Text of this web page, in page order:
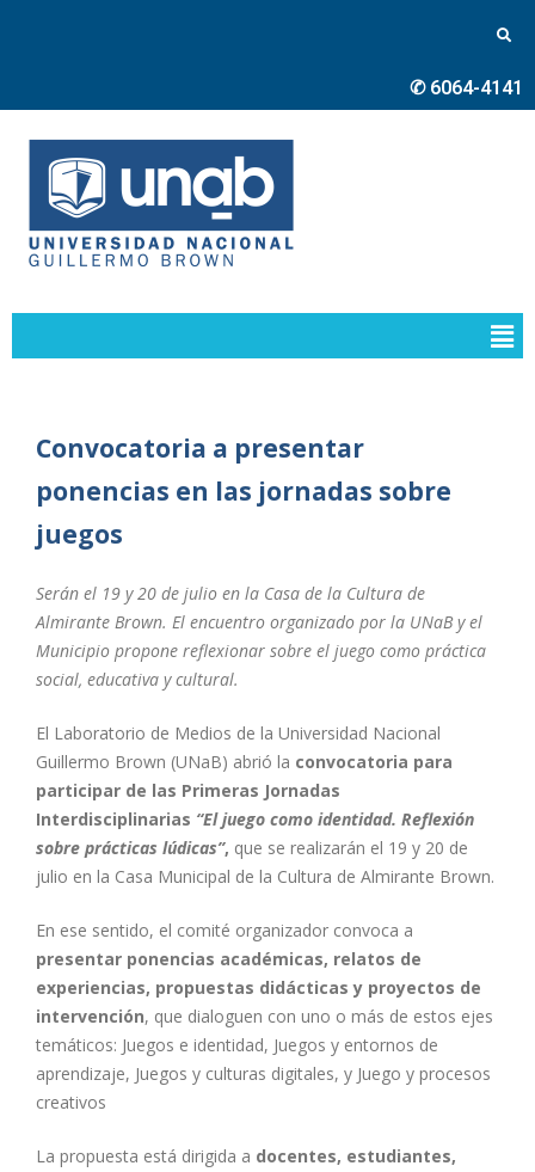
✆ 6064-4141
Convocatoria a presentar
ponencias en las jornadas sobre
juegos
Serán el 19 y 20 de julio en la Casa de la Cultura de
Almirante Brown. El encuentro organizado por la UNaB y el
Municipio propone reflexionar sobre el juego como práctica
social, educativa y cultural.
El Laboratorio de Medios de la Universidad Nacional
Guillermo Brown (UNaB) abrió la convocatoria para
participar de las Primeras Jornadas
Interdisciplinarias “El juego como identidad. Reflexión
sobre prácticas lúdicas”, que se realizarán el 19 y 20 de
julio en la Casa Municipal de la Cultura de Almirante Brown.
En ese sentido, el comité organizador convoca a
presentar ponencias académicas, relatos de
experiencias, propuestas didácticas y proyectos de
intervención, que dialoguen con uno o más de estos ejes
temáticos: Juegos e identidad, Juegos y entornos de
aprendizaje, Juegos y culturas digitales, y Juego y procesos
creativos
La propuesta está dirigida a docentes, estudiantes,